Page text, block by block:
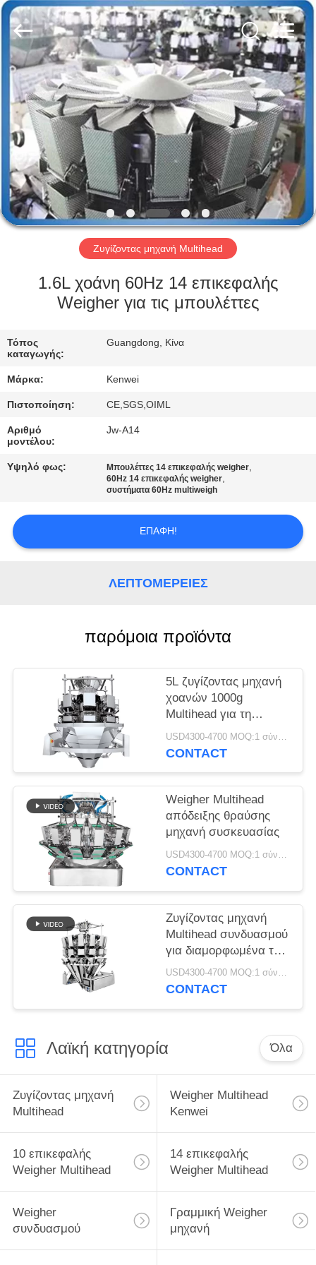
ΑΡΧΙΚΉ
ΣΕΛΊΔΑ
ΠΡΟΪΌΝΤΑ
ΣΧΕΤΙΚΆ
ΜΕ
ΕΜΆΣ
ΓΎΡΟΣ
ΕΡΓΟΣΤΑΣΊΩΝ
ΠΟΙΟΤΙΚΌΣ
ΕΠΑΦΉ
ΖΗΤΉΣΤΕ
SITEMAP
Kenwei
Intellectualized
Machinery
Co.,
Ltd..
Rights
Reserved.
Ζυγίζοντας μηχανή Multihead
1.6L χοάνη 60Hz 14 επικεφαλής
Weigher για τις μπουλέττες
Τόπος
καταγωγής:
Guangdong, Κίνα
Μάρκα: Kenwei
Πιστοποίηση: CE,SGS,OIML
Αριθμό
μοντέλου:
Jw-A14
Υψηλό φως: Μπουλέττες 14 επικεφαλής weigher,
60Hz 14 επικεφαλής weigher,
συστήματα 60Hz multiweigh
ΕΠΑΦΉ!
ΛΕΠΤΟΜΈΡΕΙΕΣ
παρόμοια προϊόντα
5L ζυγίζοντας μηχανή
χοανών 1000g
Multihead για τη
σαλάτα
USD4300-4700 MOQ:1 σύνολο
CONTACT
Weigher Multihead
απόδειξης θραύσης
μηχανή συσκευασίας
USD4300-4700 MOQ:1 σύνολο
CONTACT
Ζυγίζοντας μηχανή
Multihead συνδυασμού
για διαμορφωμένα τα
ραβδί προϊόντα
USD4300-4700 MOQ:1 σύνολο
CONTACT
Λαϊκή κατηγορία Όλα
Ζυγίζοντας μηχανή
Multihead
Weigher Multihead
Kenwei
10 επικεφαλής
Weigher Multihead
14 επικεφαλής
Weigher Multihead
Weigher
συνδυασμού
Γραμμική Weigher
μηχανή